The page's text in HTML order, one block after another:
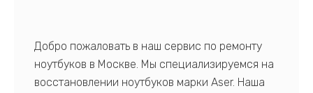
Добро пожаловать в наш сервис по ремонту
ноутбуков в Москве. Мы специализируемся на
восстановлении ноутбуков марки Aser. Наша